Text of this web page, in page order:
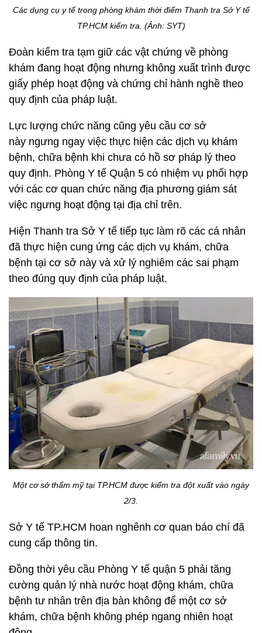
Các dụng cụ y tế trong phòng khám thời điểm Thanh tra Sở Y tế
TP.HCM kiểm tra. (Ảnh: SYT)
Đoàn kiểm tra tạm giữ các vật chứng về phòng
khám đang hoạt động nhưng không xuất trình được
giấy phép hoạt động và chứng chỉ hành nghề theo
quy định của pháp luật.
Lực lượng chức năng cũng yêu cầu cơ sở
này ngưng ngay việc thực hiện các dịch vụ khám
bệnh, chữa bệnh khi chưa có hồ sơ pháp lý theo
quy định. Phòng Y tế Quận 5 có nhiệm vụ phối hợp
với các cơ quan chức năng địa phương giám sát
việc ngưng hoạt động tại địa chỉ trên.
Hiện Thanh tra Sở Y tế tiếp tục làm rõ các cá nhân
đã thực hiện cung ứng các dịch vụ khám, chữa
bệnh tại cơ sở này và xử lý nghiêm các sai phạm
theo đúng quy định của pháp luật.
Một cơ sở thẩm mỹ tại TP.HCM được kiểm tra đột xuất vào ngày
2/3.
Sở Y tế TP.HCM hoan nghênh cơ quan báo chí đã
cung cấp thông tin.
Đồng thời yêu cầu Phòng Y tế quận 5 phải tăng
cường quản lý nhà nước hoạt động khám, chữa
bệnh tư nhân trên địa bàn không để một cơ sở
khám, chữa bệnh không phép ngang nhiên hoạt